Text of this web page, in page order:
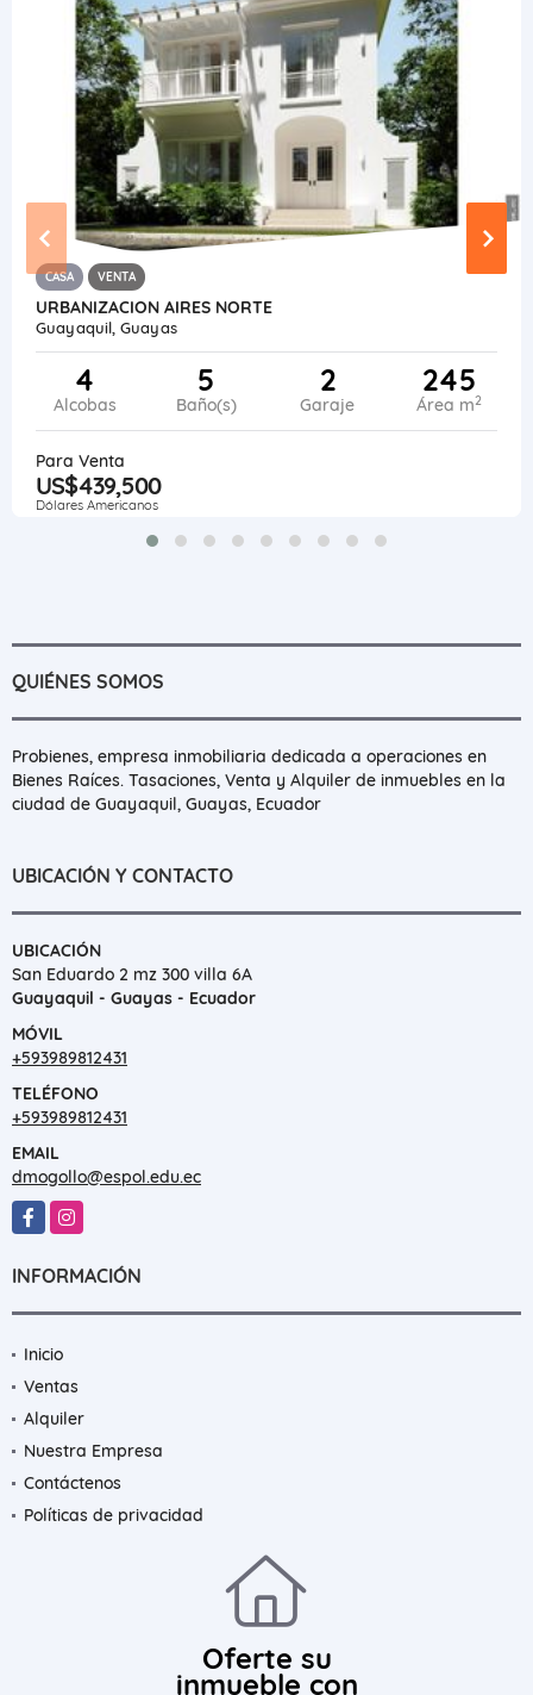
CASA VENTA
URBANIZACION AIRES NORTE
Guayaquil, Guayas
4
Alcobas
5
Baño(s)
2
Garaje
245
Área m2
Para Venta
US$439,500
Dólares Americanos
QUIÉNES SOMOS
Probienes, empresa inmobiliaria dedicada a operaciones en
Bienes Raíces. Tasaciones, Venta y Alquiler de inmuebles en la
ciudad de Guayaquil, Guayas, Ecuador
UBICACIÓN Y CONTACTO
UBICACIÓN
San Eduardo 2 mz 300 villa 6A
Guayaquil - Guayas - Ecuador
MÓVIL
+593989812431
TELÉFONO
+593989812431
EMAIL
dmogollo@espol.edu.ec
FacebookInstagram
INFORMACIÓN
Inicio
Ventas
Alquiler
Nuestra Empresa
Contáctenos
Políticas de privacidad
Oferte su
inmueble con